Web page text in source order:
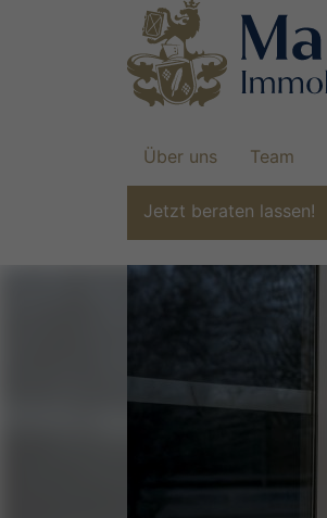
Über uns Team
Jetzt beraten lassen!